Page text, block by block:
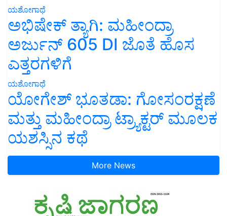
ಯಶೋಗಾಥೆ
ಅಭಿಷೇಕ್ ತ್ಯಾಗಿ: ಮಹೀಂದ್ರಾ
ಅರ್ಜುನ್ 605 DI ಜೊತೆ ಹೊಸ
ಎತ್ತರಗಳಿಗೆ
ಯಶೋಗಾಥೆ
ಯೋಗೇಶ್ ಭೂತಡಾ: ಗೋಸಂರಕ್ಷಣೆ
ಮತ್ತು ಮಹೀಂದ್ರಾ ಟ್ರ್ಯಾಕ್ಟರ್ ಮೂಲಕ
ಯಶಸ್ಸಿನ ಕಥೆ
More News